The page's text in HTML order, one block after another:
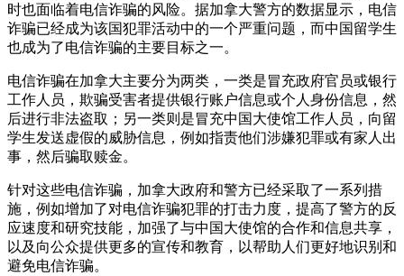
时也面临着电信诈骗的风险。据加拿大警方的数据显示，电信
诈骗已经成为该国犯罪活动中的一个严重问题，而中国留学生
也成为了电信诈骗的主要目标之一。
电信诈骗在加拿大主要分为两类，一类是冒充政府官员或银行
工作人员，欺骗受害者提供银行账户信息或个人身份信息，然
后进行非法盗取；另一类则是冒充中国大使馆工作人员，向留
学生发送虚假的威胁信息，例如指责他们涉嫌犯罪或有家人出
事，然后骗取赎金。
针对这些电信诈骗，加拿大政府和警方已经采取了一系列措
施，例如增加了对电信诈骗犯罪的打击力度，提高了警方的反
应速度和研究技能，加强了与中国大使馆的合作和信息共享，
以及向公众提供更多的宣传和教育，以帮助人们更好地识别和
避免电信诈骗。